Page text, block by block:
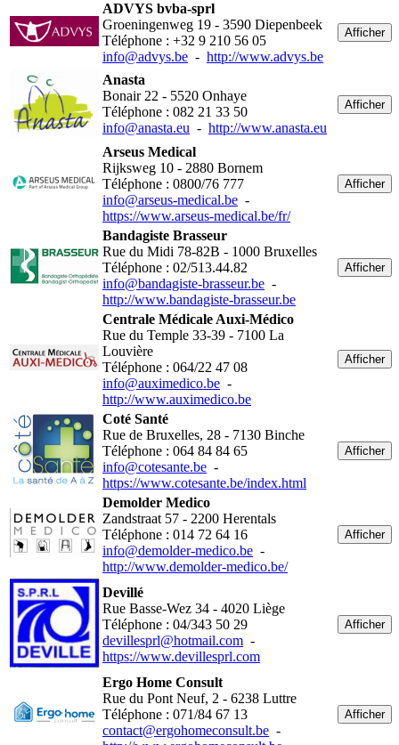
ADVYS bvba-sprl
Groeningenweg 19 - 3590 Diepenbeek
Téléphone : +32 9 210 56 05
info@advys.be - http://www.advys.be
Afficher
Anasta
Bonair 22 - 5520 Onhaye
Téléphone : 082 21 33 50
info@anasta.eu - http://www.anasta.eu
Afficher
Arseus Medical
Rijksweg 10 - 2880 Bornem
Téléphone : 0800/76 777
info@arseus-medical.be -
https://www.arseus-medical.be/fr/
Afficher
Bandagiste Brasseur
Rue du Midi 78-82B - 1000 Bruxelles
Téléphone : 02/513.44.82
info@bandagiste-brasseur.be -
http://www.bandagiste-brasseur.be
Afficher
Centrale Médicale Auxi-Médico
Rue du Temple 33-39 - 7100 La
Louvière
Téléphone : 064/22 47 08
info@auximedico.be -
http://www.auximedico.be
Afficher
Coté Santé
Rue de Bruxelles, 28 - 7130 Binche
Téléphone : 064 84 84 65
info@cotesante.be -
https://www.cotesante.be/index.html
Afficher
Demolder Medico
Zandstraat 57 - 2200 Herentals
Téléphone : 014 72 64 16
info@demolder-medico.be -
http://www.demolder-medico.be/
Afficher
Devillé
Rue Basse-Wez 34 - 4020 Liège
Téléphone : 04/343 50 29
devillesprl@hotmail.com -
https://www.devillesprl.com
Afficher
Ergo Home Consult
Rue du Pont Neuf, 2 - 6238 Luttre
Téléphone : 071/84 67 13
contact@ergohomeconsult.be -
Afficher